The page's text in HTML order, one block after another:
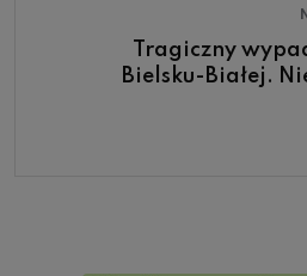
Tragiczny
Bielsku-Białej.